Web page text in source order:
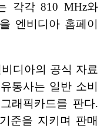
각각 810 MHz와
엔비디아 홈페이
디아의 공식 자료
통사는 일반 소비
래픽카드를 판다.
준을 지키며 판매